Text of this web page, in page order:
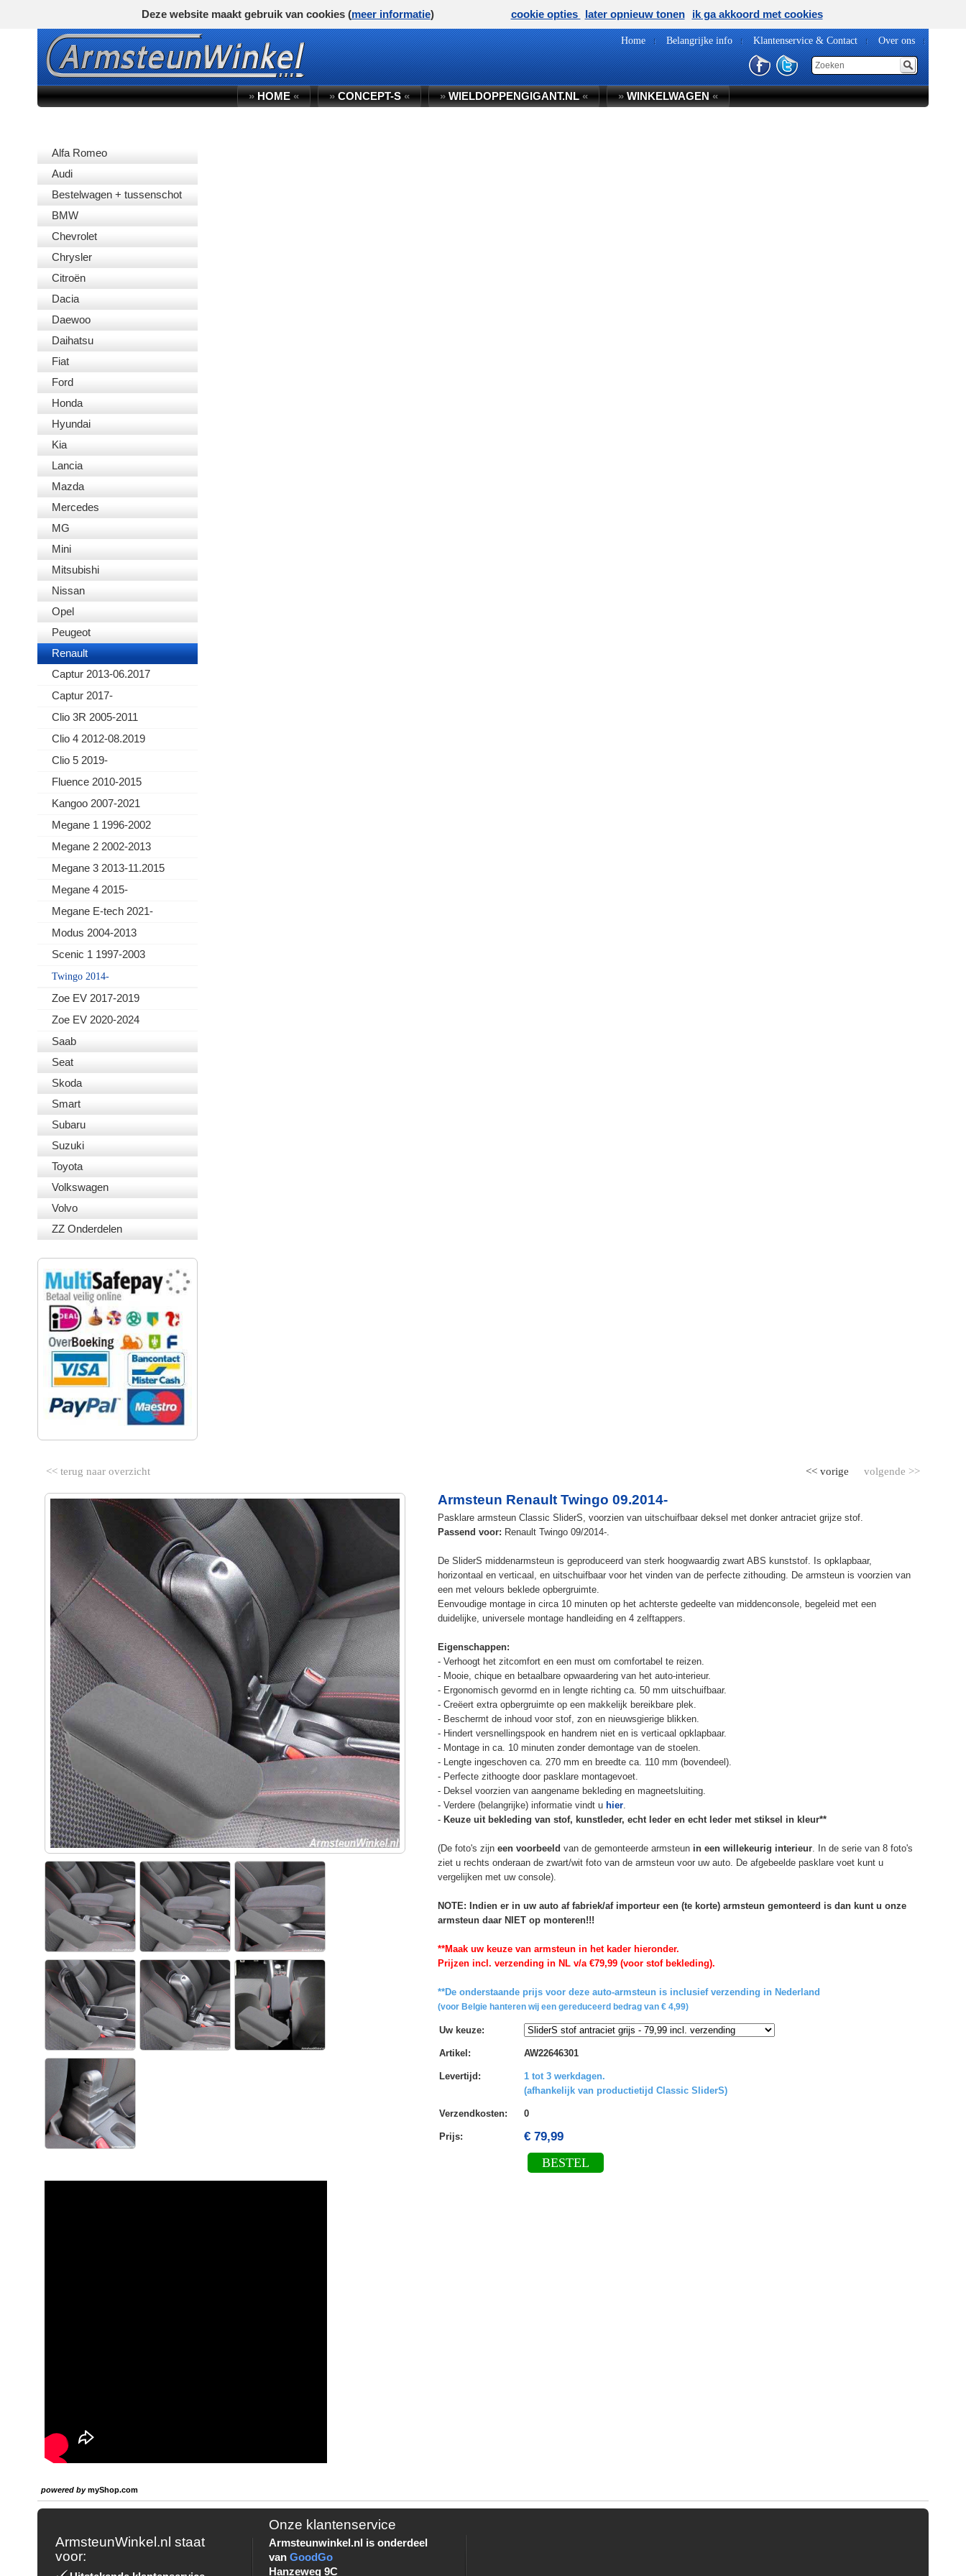
Home Belangrijke info Klantenservice & Contact Over ons
»HOME« »CONCEPT-S« »WIELDOPPENGIGANT.NL« »WINKELWAGEN«
Alfa Romeo
Audi
Bestelwagen + tussenschot
BMW
Chevrolet
Chrysler
Citroën
Dacia
Daewoo
Daihatsu
Fiat
Ford
Honda
Hyundai
Kia
Lancia
Mazda
Mercedes
MG
Mini
Mitsubishi
Nissan
Opel
Peugeot
Renault
Captur 2013-06.2017
Captur 2017-
Clio 3R 2005-2011
Clio 4 2012-08.2019
Clio 5 2019-
Fluence 2010-2015
Kangoo 2007-2021
Megane 1 1996-2002
Megane 2 2002-2013
Megane 3 2013-11.2015
Megane 4 2015-
Megane E-tech 2021-
Modus 2004-2013
Scenic 1 1997-2003
Twingo 2014-
Zoe EV 2017-2019
Zoe EV 2020-2024
Saab
Seat
Skoda
Smart
Subaru
Suzuki
Toyota
Volkswagen
Volvo
ZZ Onderdelen
<< terug naar overzicht volgende >>
<< vorige
Armsteun Renault Twingo 09.2014-
Pasklare armsteun Classic SliderS, voorzien van uitschuifbaar deksel met donker antraciet grijze stof.
Passend voor: Renault Twingo 09/2014-.
De SliderS middenarmsteun is geproduceerd van sterk hoogwaardig zwart ABS kunststof. Is opklapbaar,
horizontaal en verticaal, en uitschuifbaar voor het vinden van de perfecte zithouding. De armsteun is voorzien van
een met velours beklede opbergruimte.
Eenvoudige montage in circa 10 minuten op het achterste gedeelte van middenconsole, begeleid met een
duidelijke, universele montage handleiding en 4 zelftappers.
Eigenschappen:
- Verhoogt het zitcomfort en een must om comfortabel te reizen.
- Mooie, chique en betaalbare opwaardering van het auto-interieur.
- Ergonomisch gevormd en in lengte richting ca. 50 mm uitschuifbaar.
- Creëert extra opbergruimte op een makkelijk bereikbare plek.
- Beschermt de inhoud voor stof, zon en nieuwsgierige blikken.
- Hindert versnellingspook en handrem niet en is verticaal opklapbaar.
- Montage in ca. 10 minuten zonder demontage van de stoelen.
- Lengte ingeschoven ca. 270 mm en breedte ca. 110 mm (bovendeel).
- Perfecte zithoogte door pasklare montagevoet.
- Deksel voorzien van aangename bekleding en magneetsluiting.
- Verdere (belangrijke) informatie vindt u hier.
- Keuze uit bekleding van stof, kunstleder, echt leder en echt leder met stiksel in kleur**
(De foto's zijn een voorbeeld van de gemonteerde armsteun in een willekeurig interieur. In de serie van 8 foto's
ziet u rechts onderaan de zwart/wit foto van de armsteun voor uw auto. De afgebeelde pasklare voet kunt u
vergelijken met uw console).
NOTE: Indien er in uw auto af fabriek/af importeur een (te korte) armsteun gemonteerd is dan kunt u onze
armsteun daar NIET op monteren!!!
**Maak uw keuze van armsteun in het kader hieronder.
Prijzen incl. verzending in NL v/a €79,99 (voor stof bekleding).
**De onderstaande prijs voor deze auto-armsteun is inclusief verzending in Nederland
(voor Belgie hanteren wij een gereduceerd bedrag van € 4,99)
Uw keuze:
Artikel : AW22646301
Levertijd :
1 tot 3 werkdagen.
(afhankelijk van productietijd Classic SliderS)
Verzendkosten: 0
Prijs: € 79,99
BESTEL
powered bymyShop.com
ArmsteunWinkel.nl staat
voor:
Onze klantenservice
Armsteunwinkel.nl is onderdeel
vanGoodGo
Hanzeweg 9C
Deze website maakt gebruik van cookies (meer informatie) cookie opties later opnieuw tonen ik ga akkoord met cookies